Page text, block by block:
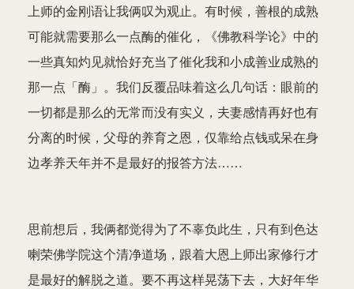
上师的金刚语让我俩叹为观止。有时候，善根的成熟
可能就需要那么一点酶的催化，《佛教科学论》中的
一些真知灼见就恰好充当了催化我和小成善业成熟的
那一点「酶」。我们反覆品味着这么几句话：眼前的
一切都是那么的无常而没有实义，夫妻感情再好也有
分离的时候，父母的养育之恩，仅靠给点钱或呆在身
边孝养天年并不是最好的报答方法……
思前想后，我俩都觉得为了不辜负此生，只有到色达
喇荣佛学院这个清净道场，跟着大恩上师出家修行才
是最好的解脱之道。要不再这样晃荡下去，大好年华